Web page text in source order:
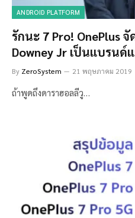
ANDROID PLATFORM
รักนะ 7 Pro! OnePlus
Downey Jr เป็นแบรนด์
By ZeroSystem 21 พฤษภาคม 2019
ถ้าพูดถึงดาราฮอลลีวู…